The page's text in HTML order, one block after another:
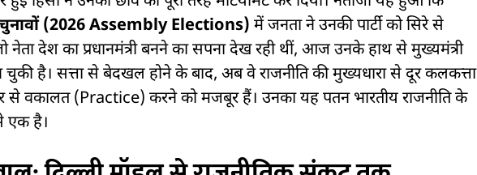
(2026 Assembly Elections) में जनता ने उनकी पार्टी को सिरे से
नेता देश का प्रधानमंत्री बनने का सपना देख रही थीं, आज उनके हाथ से मुख्यमंत्री
चुकी है। सत्ता से बेदखल होने के बाद, अब वे राजनीति की मुख्यधारा से दूर कलकत्ता
से वकालत (Practice) करने को मजबूर हैं। उनका यह पतन भारतीय राजनीति के
एक है।